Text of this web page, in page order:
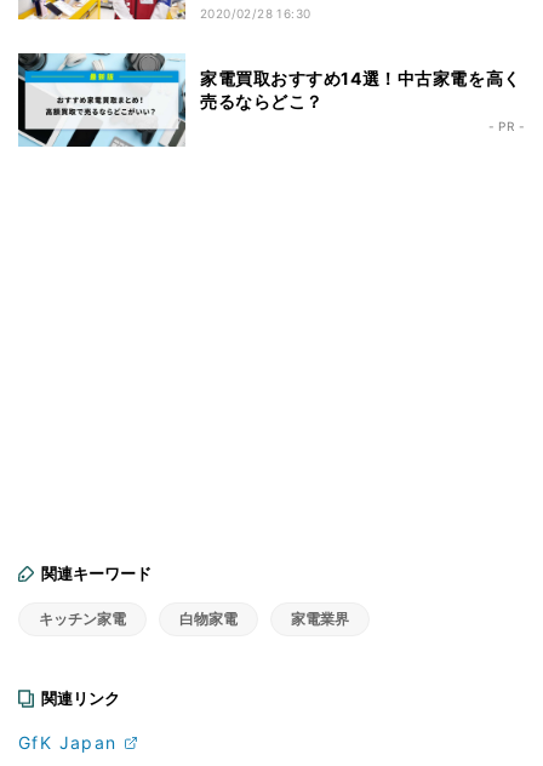
2020/02/28 16:30
家電買取おすすめ14選！中古家電を高く
売るならどこ？
- PR -
関連キーワード
キッチン家電 白物家電 家電業界
関連リンク
GfK Japan